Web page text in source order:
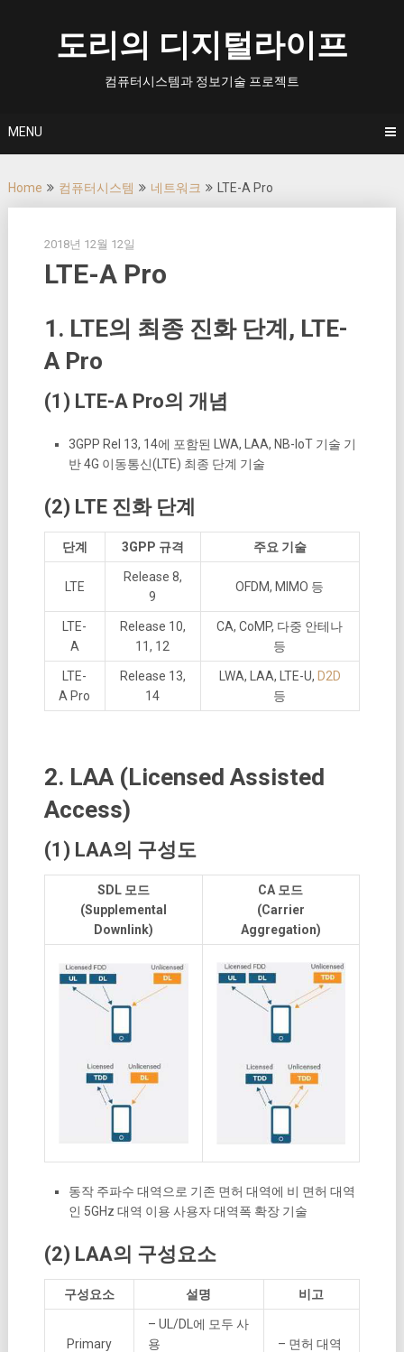
도리의 디지털라이프
컴퓨터시스템과 정보기술 프로젝트
MENU
Home 컴퓨터시스템 네트워크 LTE-A Pro
2018년 12월 12일
LTE-A Pro
1. LTE의 최종 진화 단계, LTE-
A Pro
(1) LTE-A Pro의 개념
3GPP Rel 13, 14에 포함된 LWA, LAA, NB-IoT 기술 기
반 4G 이동통신(LTE) 최종 단계 기술
(2) LTE 진화 단계
단계 3GPP 규격 주요 기술
LTE
Release 8,
9
OFDM, MIMO 등
LTE-
A
Release 10,
11, 12
CA, CoMP, 다중 안테나
등
LTE-
A Pro
Release 13,
14
LWA, LAA, LTE-U, D2D
등
2. LAA (Licensed Assisted
Access)
(1) LAA의 구성도
SDL 모드
(Supplemental
Downlink)
CA 모드
(Carrier
Aggregation)
동작 주파수 대역으로 기존 면허 대역에 비 면허 대역
인 5GHz 대역 이용 사용자 대역폭 확장 기술
(2) LAA의 구성요소
구성요소 설명 비고
Primary
– UL/DL에 모두 사
용
– 면허 대역